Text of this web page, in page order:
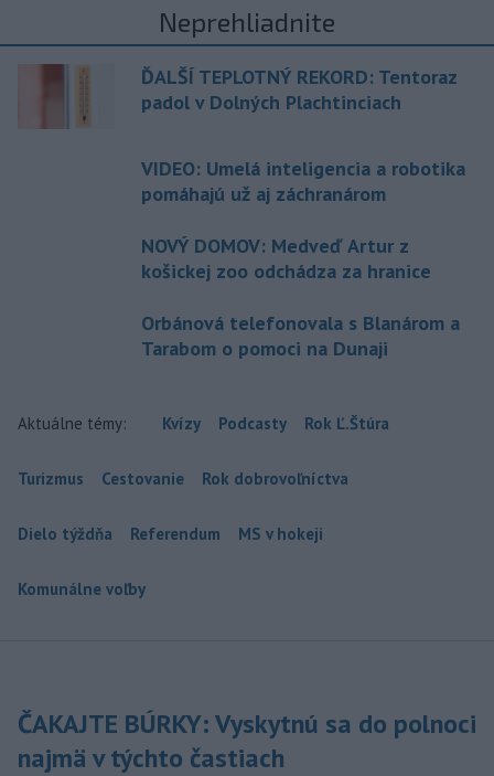
Neprehliadnite
ĎALŠÍ TEPLOTNÝ REKORD: Tentoraz
padol v Dolných Plachtinciach
VIDEO: Umelá inteligencia a robotika
pomáhajú už aj záchranárom
NOVÝ DOMOV: Medveď Artur z
košickej zoo odchádza za hranice
Orbánová telefonovala s Blanárom a
Tarabom o pomoci na Dunaji
Aktuálne témy: Kvízy Podcasty Rok Ľ.Štúra
Turizmus Cestovanie Rok dobrovoľníctva
Dielo týždňa Referendum MS v hokeji
Komunálne voľby
ČAKAJTE BÚRKY: Vyskytnú sa do polnoci
najmä v týchto častiach